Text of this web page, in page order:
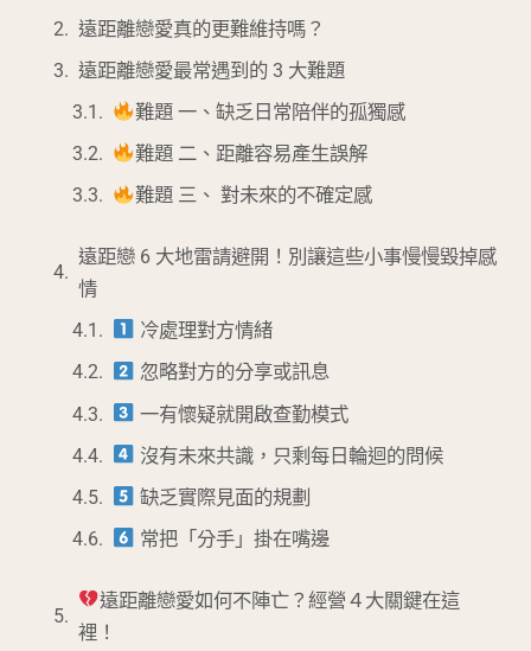
遠距離戀愛真的更難維持嗎？
遠距離戀愛最常遇到的 3 大難題
難題 一、缺乏日常陪伴的孤獨感
難題 二、距離容易產生誤解
難題 三、 對未來的不確定感
遠距戀 6 大地雷請避開！別讓這些小事慢慢毀掉感
情
冷處理對方情緒
忽略對方的分享或訊息
一有懷疑就開啟查勤模式
沒有未來共識，只剩每日輪迴的問候
缺乏實際見面的規劃
常把「分手」掛在嘴邊
遠距離戀愛如何不陣亡？經營４大關鍵在這
裡！